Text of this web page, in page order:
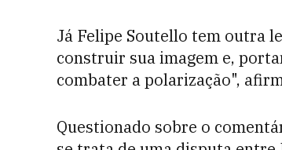
Já Felipe Soutello tem outra
construir sua imagem e,
combater a polarização",
Questionado sobre o